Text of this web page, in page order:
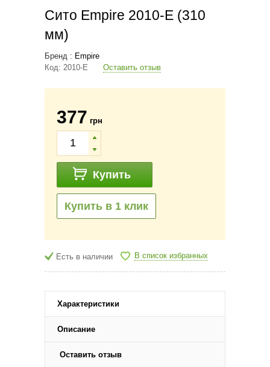
Сито Empire 2010-E (310
мм)
Бренд : Empire
Код: 2010-E Оставить отзыв
377 грн
Купить
Купить в 1 клик
Есть в наличии В список избранных
Характеристики
Описание
Оставить отзыв